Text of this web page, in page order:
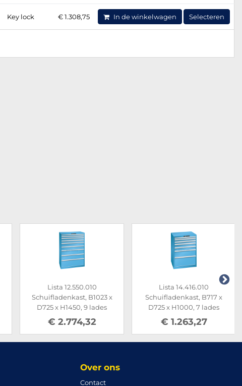
Key lock € 1.308,75 In de winkelwagen Selecteren
Lista 12.550.010
Schuifladenkast, B1023 x
D725 x H1450, 9 lades
€ 2.774,32
Lista 14.416.010
Schuifladenkast, B717 x
D725 x H1000, 7 lades
€ 1.263,27
Over ons
Contact